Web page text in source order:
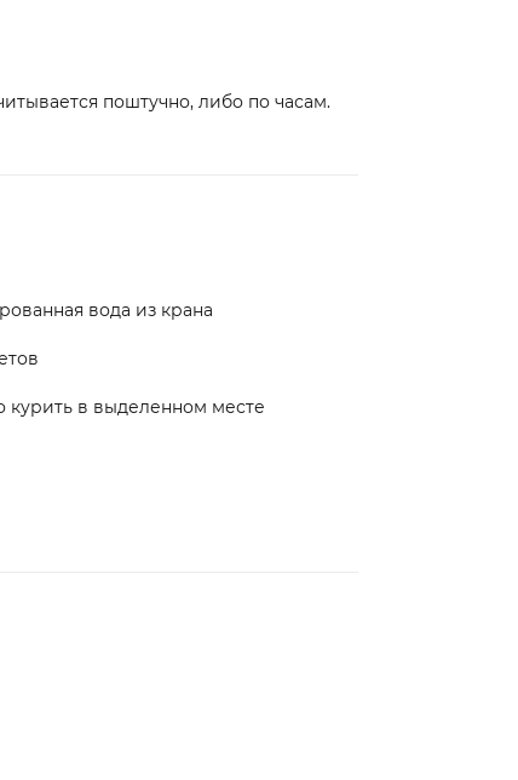
поштучно, либо по часам.
вода из крана
курить в выделенном месте